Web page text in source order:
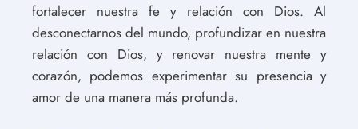
fortalecer nuestra fe y relación con Dios. Al
desconectarnos del mundo, profundizar en nuestra
relación con Dios, y renovar nuestra mente y
corazón, podemos experimentar su presencia y
amor de una manera más profunda.